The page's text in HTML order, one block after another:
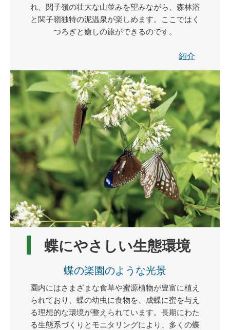
れ、関子嶺の壮大な山並みを望みながら、森林浴
と関子嶺独特の泥温泉が楽しめます。ここではく
つろぎと癒しの旅ができるのです。
紹介
蝶にやさしい生態環境
蝶の楽園のような光景
園内にはさまざまな食草や蜜源植物が豊富に植え
られており、蝶の幼虫に食物を、成蝶に蜜を与え
る理想的な環境が整えられています。長期にわた
る生態系づくりとモニタリングにより、多くの蝶